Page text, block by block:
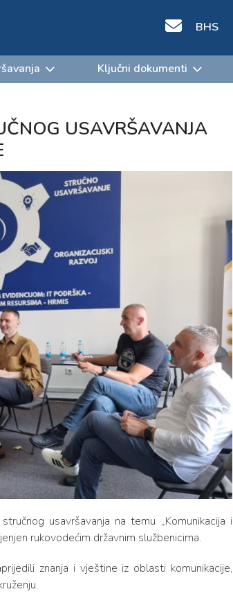
BHS
Ključni dokumenti
USAVRŠAVANJA
usavršavanja na temu „Komunikacija i
rukovodećim državnim službenicima.
znanja i vještine iz oblasti komunikacije,